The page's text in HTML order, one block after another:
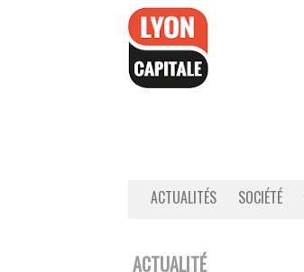
ACTUALITÉS SOCIÉTÉ
ACTUALITÉ